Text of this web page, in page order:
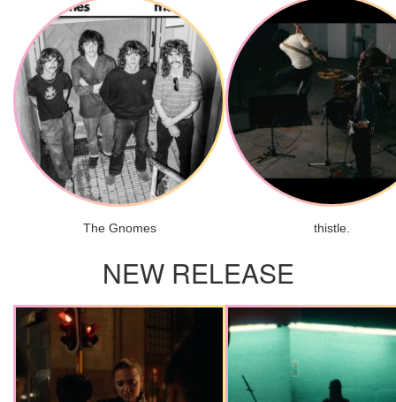
The Gnomes thistle.
NEW RELEASE